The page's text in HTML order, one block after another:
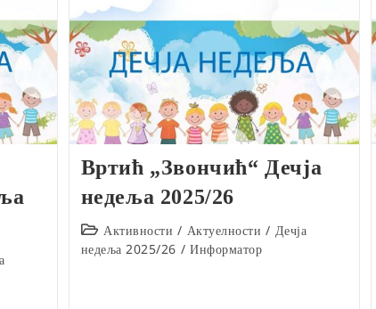
Вртић „Звончић“ Дечја
недеља 2025/26
Post
category:
Активности / Актуелности / Дечја
недеља 2025/26 / Информатор